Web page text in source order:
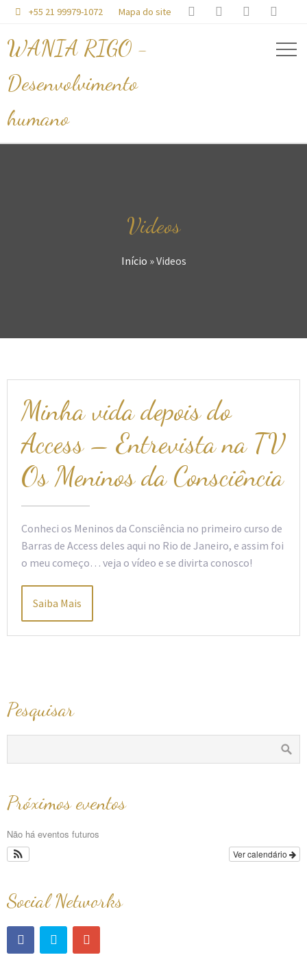
 +55 21 99979-1072 Mapa do site    
WANIA RIGO -
Desenvolvimento
humano
Videos
Início »Videos
Minha vida depois do
Access – Entrevista na TV
Os Meninos da Consciência
Conheci os Meninos da Consciência no primeiro curso de
Barras de Access deles aqui no Rio de Janeiro, e assim foi
o meu começo… veja o vídeo e se divirta conosco!
Saiba Mais
Pesquisar
Próximos eventos
Não há eventos futuros
Ver calendário
Social Networks